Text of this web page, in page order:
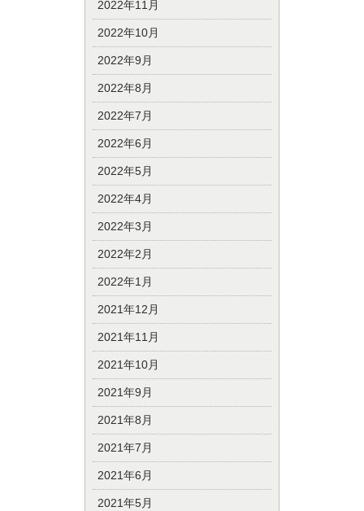
2022年11月
2022年10月
2022年9月
2022年8月
2022年7月
2022年6月
2022年5月
2022年4月
2022年3月
2022年2月
2022年1月
2021年12月
2021年11月
2021年10月
2021年9月
2021年8月
2021年7月
2021年6月
2021年5月